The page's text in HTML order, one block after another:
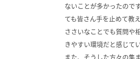
ないことが多かったので
ても皆さん手を止めて教
ささいなことでも質問や
きやすい環境だと感じてい
また、そうした方々の集